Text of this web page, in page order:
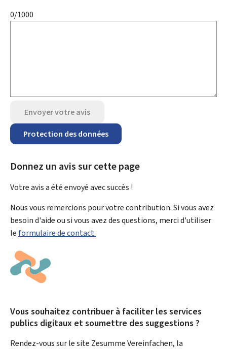
0/1000
Envoyer votre avis
Protection des données
Donnez un avis sur cette page
Votre avis a été envoyé avecsuccès !
Nous vous remercions pour votre contribution. Si vous avez
besoin d'aide ou si vous avez des questions, merci d'utiliser
le formulaire de contact.
Vous souhaitez contribuer à faciliter les services
publics digitaux et soumettre des suggestions ?
Rendez-vous sur le site Zesumme Vereinfachen, la